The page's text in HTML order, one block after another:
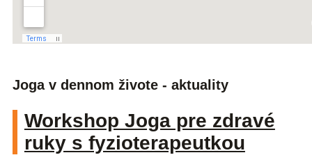
Joga v dennom živote - aktuality
Workshop Joga pre zdravé
ruky s fyzioterapeutkou